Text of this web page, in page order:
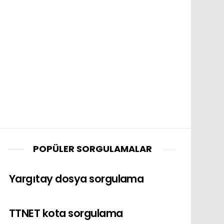
POPÜLER SORGULAMALAR
Yargıtay dosya sorgulama
TTNET kota sorgulama